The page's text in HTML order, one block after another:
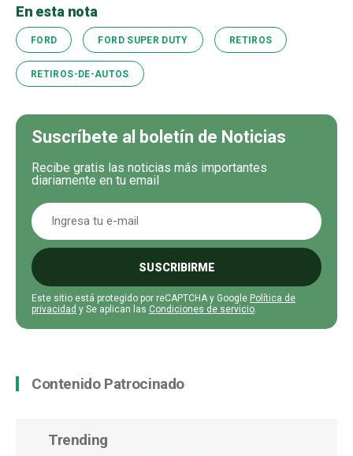
En esta nota
FORD FORD SUPER DUTY RETIROS
RETIROS-DE-AUTOS
Suscríbete al boletín de Noticias
Recibe gratis las noticias más importantes
diariamente en tu email
SUSCRIBIRME
Este sitio está protegido por reCAPTCHA y Google Política de
privacidad y Se aplican las Condiciones de servicio.
Contenido Patrocinado
Trending